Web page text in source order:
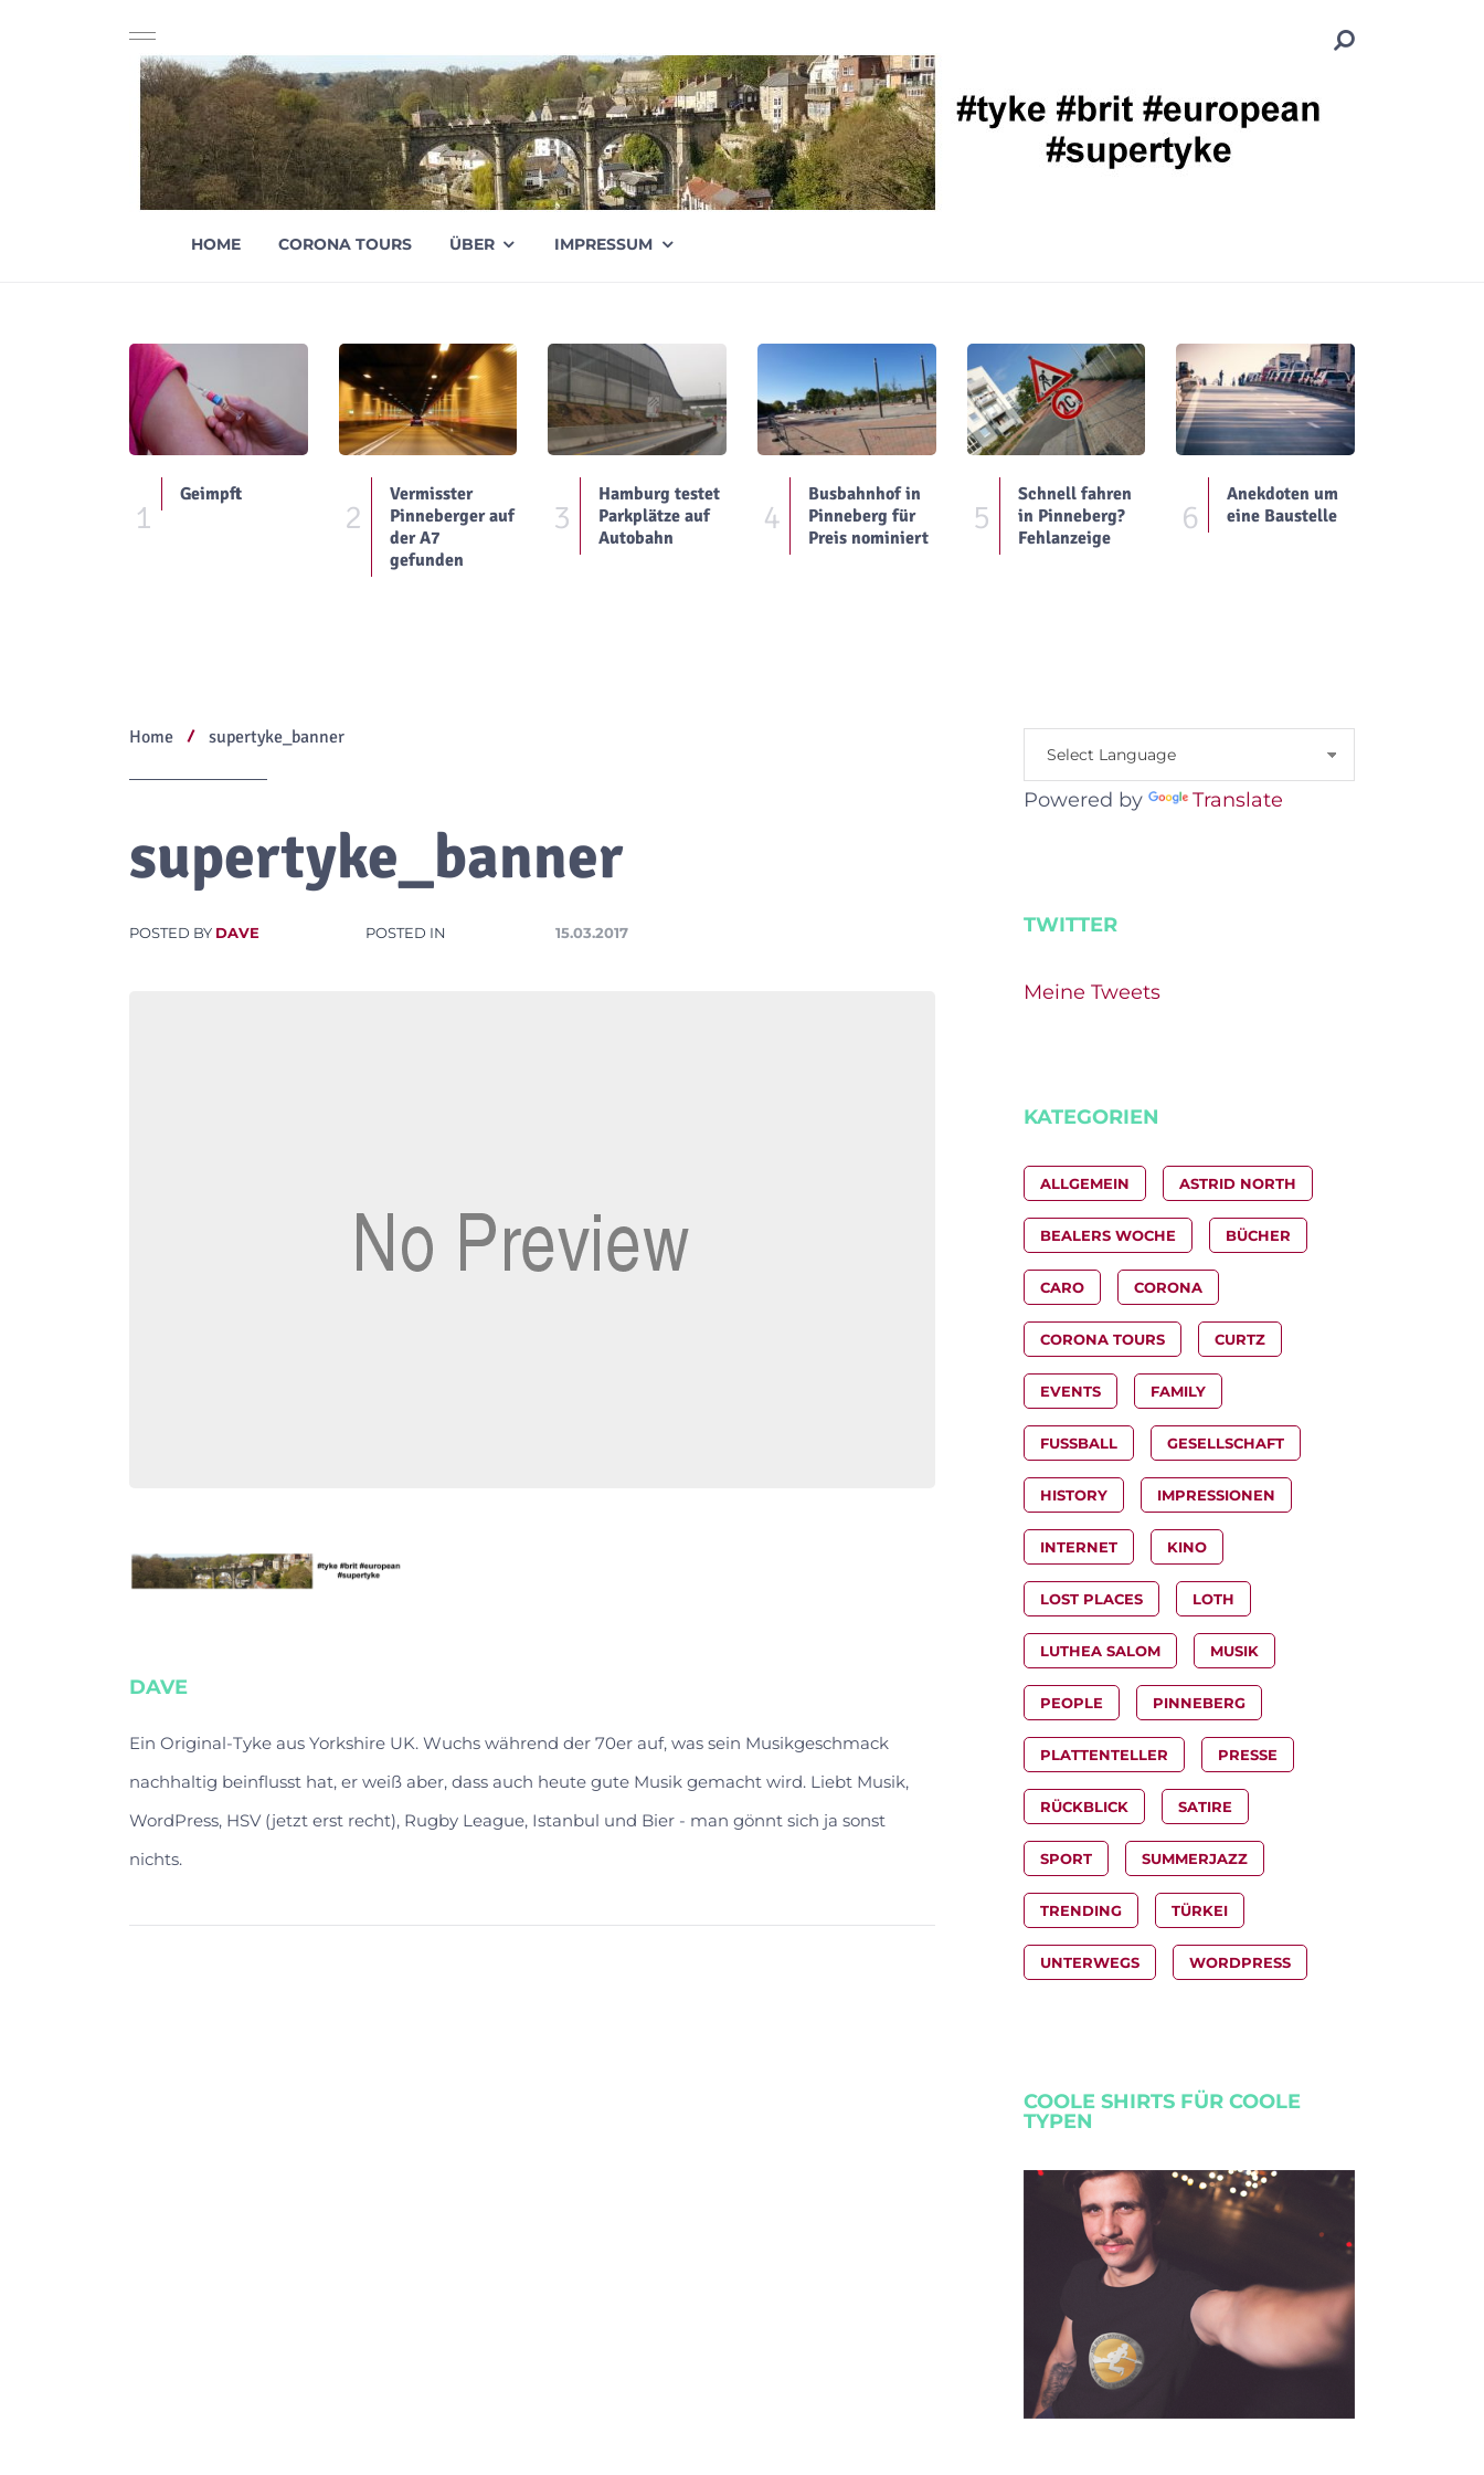
HOME CORONA TOURS ÜBER IMPRESSUM
1
Geimpft
2
Vermisster
Pinneberger auf
der A7
gefunden
3
Hamburg testet
Parkplätze auf
Autobahn
4
Busbahnhof in
Pinneberg für
Preis nominiert
5
Schnell fahren
in Pinneberg?
Fehlanzeige
6
Anekdoten um
eine Baustelle
Home supertyke_banner
supertyke_banner
POSTED BY DAVE POSTED IN 15.03.2017
DAVE
Ein Original-Tyke aus Yorkshire UK. Wuchs während der 70er auf, was sein Musikgeschmack
nachhaltig beinflusst hat, er weiß aber, dass auch heute gute Musik gemacht wird. Liebt Musik,
WordPress, HSV (jetzt erst recht), Rugby League, Istanbul und Bier - man gönnt sich ja sonst
nichts.
Powered by Translate
TWITTER
Meine Tweets
KATEGORIEN
ALLGEMEIN ASTRID NORTH
BEALERS WOCHE BÜCHER
CARO CORONA
CORONA TOURS CURTZ
EVENTS FAMILY
FUSSBALL GESELLSCHAFT
HISTORY IMPRESSIONEN
INTERNET KINO
LOST PLACES LOTH
LUTHEA SALOM MUSIK
PEOPLE PINNEBERG
PLATTENTELLER PRESSE
RÜCKBLICK SATIRE
SPORT SUMMERJAZZ
TRENDING TÜRKEI
UNTERWEGS WORDPRESS
COOLE SHIRTS FÜR COOLE
TYPEN